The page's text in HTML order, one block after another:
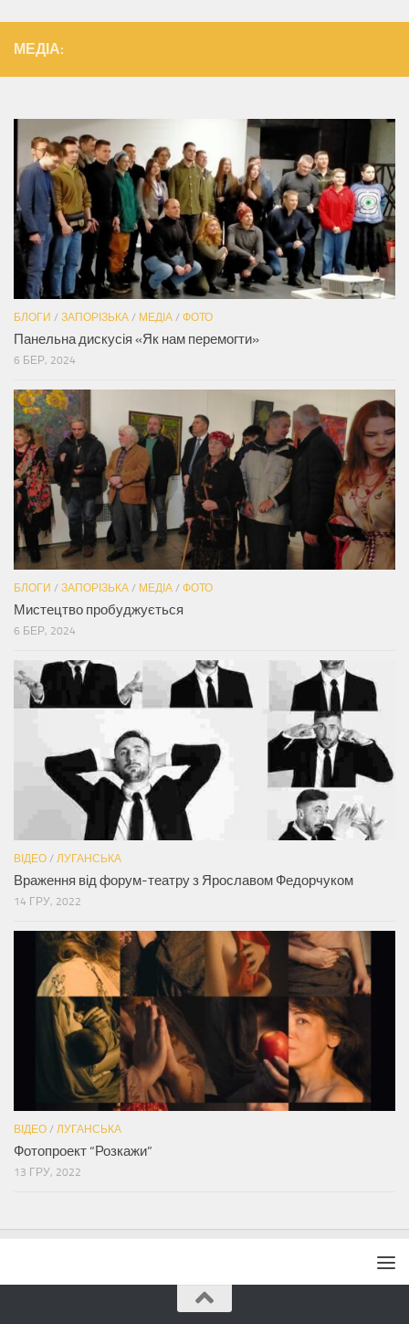
МЕДІА:
БЛОГИ / ЗАПОРІЗЬКА / МЕДІА / ФОТО
Панельна дискусія «Як нам перемогти»
6 БЕР, 2024
БЛОГИ / ЗАПОРІЗЬКА / МЕДІА / ФОТО
Мистецтво пробуджується
6 БЕР, 2024
ВІДЕО / ЛУГАНСЬКА
Враження від форум-театру з Ярославом Федорчуком
14 ГРУ, 2022
ВІДЕО / ЛУГАНСЬКА
Фотопроект “Розкажи”
13 ГРУ, 2022